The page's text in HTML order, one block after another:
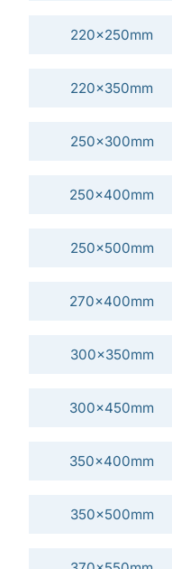
220x250mm
220x350mm
250x300mm
250x400mm
250x500mm
270x400mm
300x350mm
300x450mm
350x400mm
350x500mm